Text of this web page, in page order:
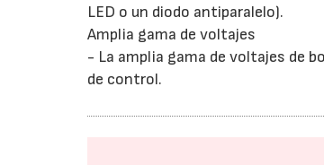
LED o un diodo antiparalelo).
Amplia gama de voltajes
- La amplia gama de voltajes de
de control.